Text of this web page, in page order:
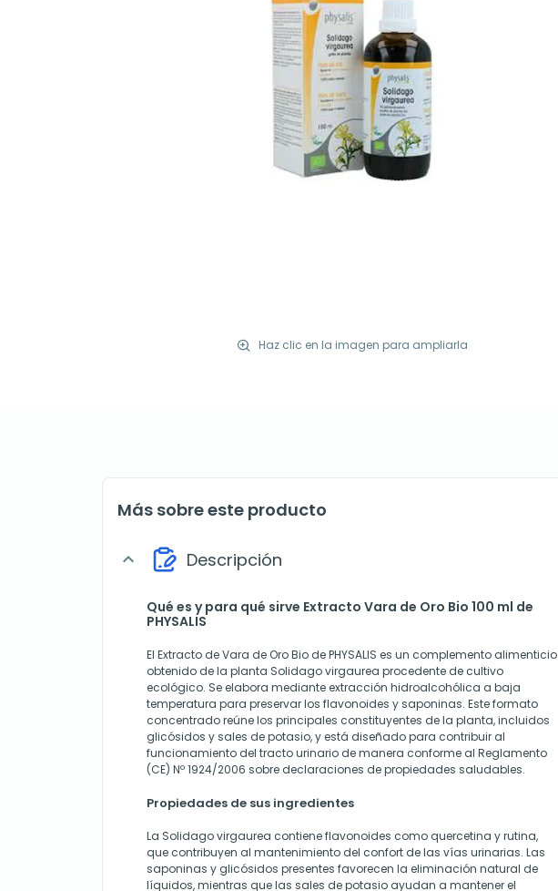
Haz clic en la imagen para ampliarla
Más sobre este producto
expand_more Descripción
Qué es y para qué sirve Extracto Vara de Oro Bio 100 ml de
PHYSALIS
El Extracto de Vara de Oro Bio de PHYSALIS es un complemento alimenticio
obtenido de la planta Solidago virgaurea procedente de cultivo
ecológico. Se elabora mediante extracción hidroalcohólica a baja
temperatura para preservar los flavonoides y saponinas. Este formato
concentrado reúne los principales constituyentes de la planta, incluidos
glicósidos y sales de potasio, y está diseñado para contribuir al
funcionamiento del tracto urinario de manera conforme al Reglamento
(CE) Nº 1924/2006 sobre declaraciones de propiedades saludables.
Propiedades de sus ingredientes
La Solidago virgaurea contiene flavonoides como quercetina y rutina,
que contribuyen al mantenimiento del confort de las vías urinarias. Las
saponinas y glicósidos presentes favorecen la eliminación natural de
líquidos, mientras que las sales de potasio ayudan a mantener el